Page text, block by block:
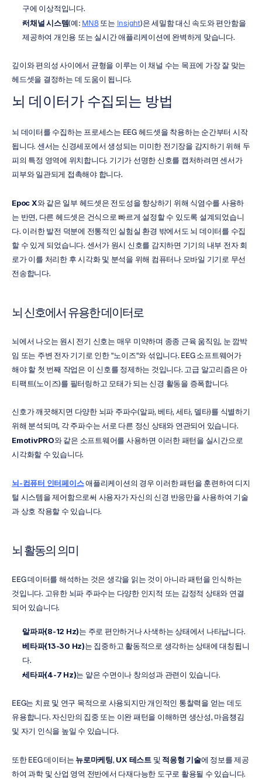
구에 이상적입니다.
저채널 시스템(예: MN8 또는 Insight)은 세밀함 대신 속도와 편안함을
제공하여 개인용 또는 실시간 애플리케이션에 완벽하게 맞습니다.
깊이와 편의성 사이에서 균형을 이루는 이 채널 수는 목표에 가장 잘 맞는
헤드셋을 결정하는 데 도움이 됩니다.
뇌 데이터가 수집되는 방법
뇌 데이터를 수집하는 프로세스는 EEG 헤드셋을 착용하는 순간부터 시작
됩니다. 센서는 신경세포에서 생성되는 미미한 전기장을 감지하기 위해 두
피의 특정 영역에 위치합니다. 기기가 선명한 신호를 캡처하려면 센서가
피부와 일관되게 접촉해야 합니다.
Epoc X와 같은 일부 헤드셋은 전도성을 향상하기 위해 식염수를 사용하
는 반면, 다른 헤드셋은 건식으로 빠르게 설정할 수 있도록 설계되었습니
다. 이러한 발전 덕분에 전통적인 실험실 환경 밖에서도 뇌 데이터를 수집
할 수 있게 되었습니다. 센서가 원시 신호를 감지하면 기기의 내부 전자 회
로가 이를 처리한 후 시각화 및 분석을 위해 컴퓨터나 모바일 기기로 무선
전송합니다.
뇌 신호에서 유용한 데이터로
뇌에서 나오는 원시 전기 신호는 매우 미약하며 종종 근육 움직임, 눈 깜박
임 또는 주변 전자 기기로 인한 "노이즈"와 섞입니다. EEG 소프트웨어가
해야 할 첫 번째 작업은 이 신호를 정제하는 것입니다. 고급 알고리즘은 아
티팩트(노이즈)를 필터링하고 모태가 되는 신경 활동을 증폭합니다.
신호가 깨끗해지면 다양한 뇌파 주파수(알파, 베타, 세타, 델타)를 식별하기
EmotivPRO와 같은 소프트웨어를 사용하면 이러한 패턴을 실시간으로
시각화할 수 있습니다.
뇌-컴퓨터 인터페이스 애플리케이션의 경우 이러한 패턴을 훈련하여 디지
털 시스템을 제어함으로써 사용자가 자신의 신경 반응만을 사용하여 기술
과 상호 작용할 수 있습니다.
뇌 활동의 의미
EEG 데이터를 해석하는 것은 생각을 읽는 것이 아니라 패턴을 인식하는
것입니다. 고유한 뇌파 주파수는 다양한 인지적 또는 감정적 상태와 연결
되어 있습니다.
알파파(8-12 Hz)는 주로 편안하거나 사색하는 상태에서 나타납니다.
베타파(13-30 Hz)는 집중하고 활동적으로 생각하는 상태에 대칭됩니
다.
세타파(4-7 Hz)는 얕은 수면이나 창의성과 관련이 있습니다.
EEG는 치료 및 연구 목적으로 사용되지만 개인적인 통찰력을 얻는 데도
유용합니다. 자신만의 집중 또는 이완 패턴을 이해하면 생산성, 마음챙김
및 자기 인식을 높일 수 있습니다.
또한 EEG 데이터는 뉴로마케팅, UX 테스트 및 적응형 기술에 정보를 제공
하여 과학 및 산업 영역 전반에서 다재다능한 도구로 활용될 수 있습니다.